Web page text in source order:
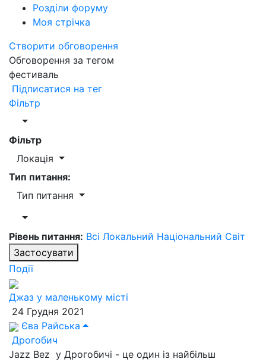
Розділи форуму
Моя стрічка
Створити обговорення
Обговорення за тегом
фестиваль
Підписатися на тег
Фільтр
Фільтр
Локація
Тип питання:
Тип питання
Рівень питання: Всі Локальний Національний Світ
Застосувати
Події
Джаз у маленькому місті
24 Грудня 2021
Єва Райська
Дрогобич
Jazz Bez у Дрогобичі - це один із найбільш